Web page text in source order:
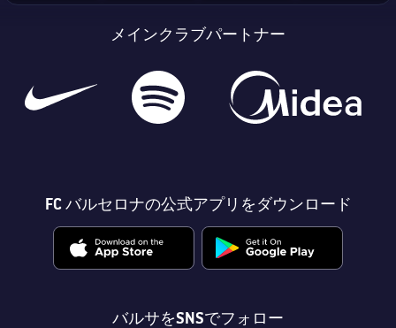
メインクラブパートナー
FC バルセロナの公式アプリをダウンロード
バルサをSNSでフォロー